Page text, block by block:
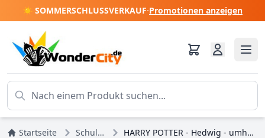
☀️ SOMMERSCHLUSSVERKAUF·Promotionen anzeigen
Startseite Schultertaschen HARRY POTTER - Hedwig - umhängetasche LoungeFly 'Exklusiv'